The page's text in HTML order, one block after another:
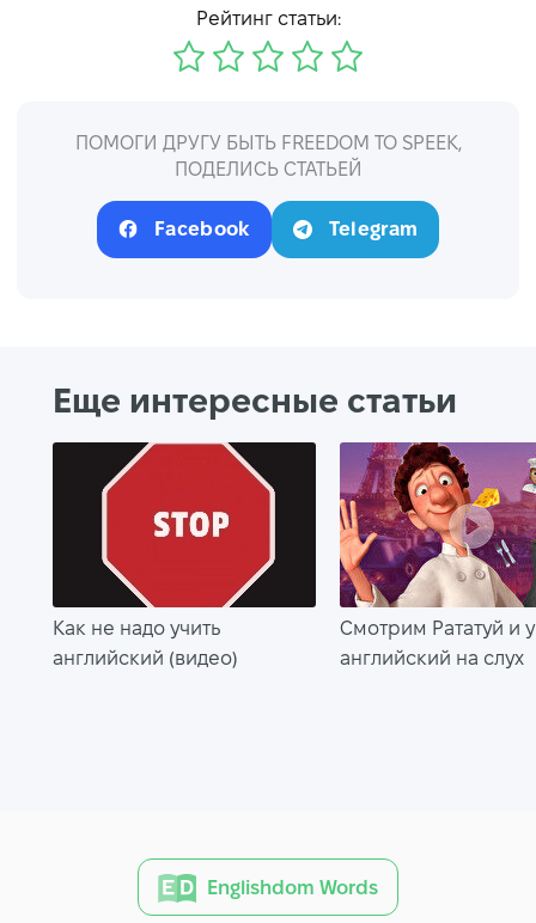
Рейтинг статьи:
ПОМОГИ ДРУГУ БЫТЬ FREEDOM TO SPEEK,
ПОДЕЛИСЬ СТАТЬЕЙ
Facebook Telegram
Еще интересные статьи
Как не надо учить
английский (видео)
Смотрим Рататуй и
английский на слух
Englishdom Words